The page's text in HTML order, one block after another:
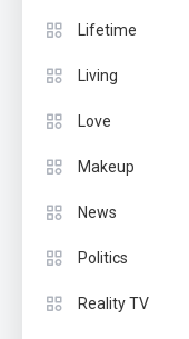
Lifetime
Living
Love
Makeup
News
Politics
Reality TV